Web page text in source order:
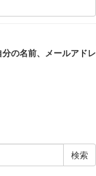
の名前、メールアドレ